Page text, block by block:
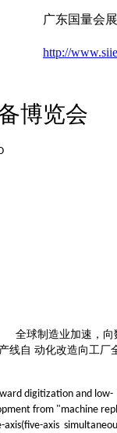
广东国量会
http://
博览会
全球制造业加速，
线自 动化改造向工厂
digitization and
from "machine
axis(five-axis